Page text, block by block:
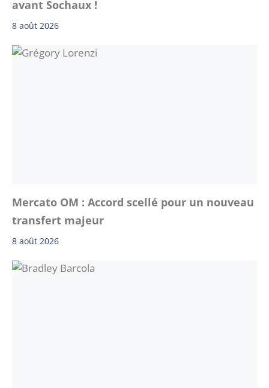
avant Sochaux !
8 août 2026
Mercato OM : Accord scellé pour un nouveau
transfert majeur
8 août 2026